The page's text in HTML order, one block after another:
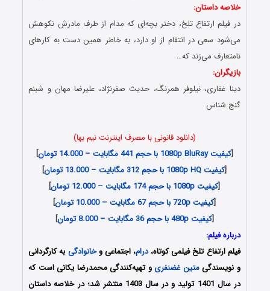
خلاصه داستان:
در فیلم ارتفاع تلخ، دختر بچه‌ای که مدام از طرف مادرش نکوهش
می‌شود سعی در انتقام از او دارد، به خاطر همین دست به کارهای
نامتعارف می‌زند که…
بازیگران:
دینا غفاری، نیلوفر همرنگ، حدیث صفرنژاد، علیرضا مهان و شبنم
گنج شناس
(دانلود قانونی با مصرف اینترنت نیم بها)
[کیفیت 1080p BluRay با حجم 441 مگابایت – 14.000 تومان
]
[کیفیت 1080p HQ با حجم 312 مگابایت – 13.000 تومان
]
[کیفیت 1080p با حجم 174 مگابایت – 12.000 تومان
]
[کیفیت 720p با حجم 67 مگابایت – 10.000 تومان
]
[کیفیت 480p با حجم 36 مگابایت – 8.000 تومان
]
درباره فیلم:
فیلم ارتفاع تلخ فیلمی کوتاه،درام، اجتماعی وخانوادگی به کارگردانی
و نویسندگیمتین غضنفری و تهیه‌کنندگی محمدرضا یکانی است که
در سال 1401 تولید و در سال 1403 منتشر شد؛ در خلاصه داستان